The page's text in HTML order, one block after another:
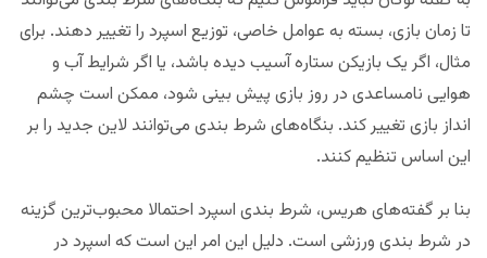
تا زمان بازی، بسته‌ به عوامل خاصی، توزیع اسپرد را تغییر دهند. برای
مثال، اگر یک بازیکن ستاره آسیب دیده‌ باشد، یا اگر شرایط آب و
هوایی نامساعدی در روز بازی پیش بینی شود، ممکن است چشم
انداز بازی تغییر کند. بنگاه‌های شرط بندی می‌توانند لاین جدید را بر
این اساس تنظیم کنند.
بنا بر گفته‌های هریس، شرط بندی اسپرد احتمالا محبوب‌ترین گزینه
در شرط بندی ورزشی است. دلیل این امر این است که اسپرد در